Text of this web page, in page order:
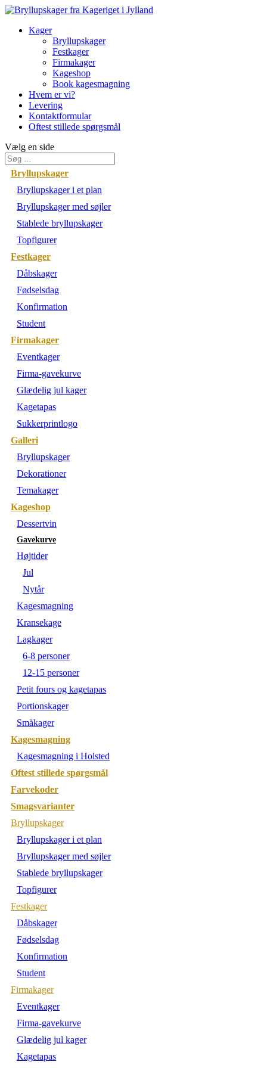
Kager
Bryllupskager
Festkager
Firmakager
Kageshop
Book kagesmagning
Hvem er vi?
Levering
Kontaktformular
Oftest stillede spørgsmål
Vælg en side
Bryllupskager
Bryllupskager i et plan
Bryllupskager med søjler
Stablede bryllupskager
Topfigurer
Festkager
Dåbskager
Fødselsdag
Konfirmation
Student
Firmakager
Eventkager
Firma-gavekurve
Glædelig jul kager
Kagetapas
Sukkerprintlogo
Galleri
Bryllupskager
Dekorationer
Temakager
Kageshop
Dessertvin
Gavekurve
Højtider
Jul
Nytår
Kagesmagning
Kransekage
Lagkager
6-8 personer
12-15 personer
Petit fours og kagetapas
Portionskager
Småkager
Kagesmagning
Kagesmagning i Holsted
Oftest stillede spørgsmål
Farvekoder
Smagsvarianter
Bryllupskager
Bryllupskager i et plan
Bryllupskager med søjler
Stablede bryllupskager
Topfigurer
Festkager
Dåbskager
Fødselsdag
Konfirmation
Student
Firmakager
Eventkager
Firma-gavekurve
Glædelig jul kager
Kagetapas